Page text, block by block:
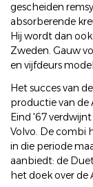
gescheiden
absorberende
Hij wordt dan
Zweden. Gauw
en vijfdeurs
Het succes van
productie van de
Eind '67
Volvo. De combi
in die periode
aanbiedt: de
het doek over de